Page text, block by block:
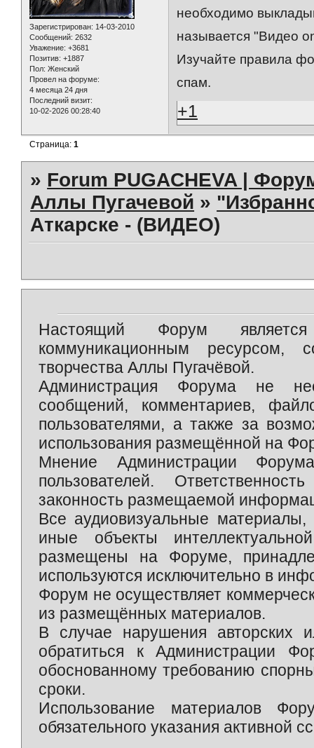
Зарегистрирован: 14-03-2010
Сообщений: 2632
Уважение: +3681
Позитив: +1887
Пол: Женский
Провел на форуме:
4 месяца 24 дня
Последний визит:
10-02-2026 00:28:40
необходимо
называется "Видео
Изучайте правила
спам.
+1
Страница:1
» Forum PUGACHEVA |
Аллы Пугачевой »
Аткарске - (ВИДЕО)
Настоящий Форум является
коммуникационным ресурсом,
творчества Аллы Пугачёвой.
Администрация Форума не
сообщений, комментариев,
пользователями, а также за
использования размещённой на
Мнение Администрации
пользователей.
законность размещаемой
Все аудиовизуальные
иные объекты
размещены на Форуме,
используются исключительно в
Форум не осуществляет
из размещённых материалов.
В случае нарушения авторских
обратиться к Администрации
обоснованному требованию
сроки.
Использование материалов
обязательного указания активной